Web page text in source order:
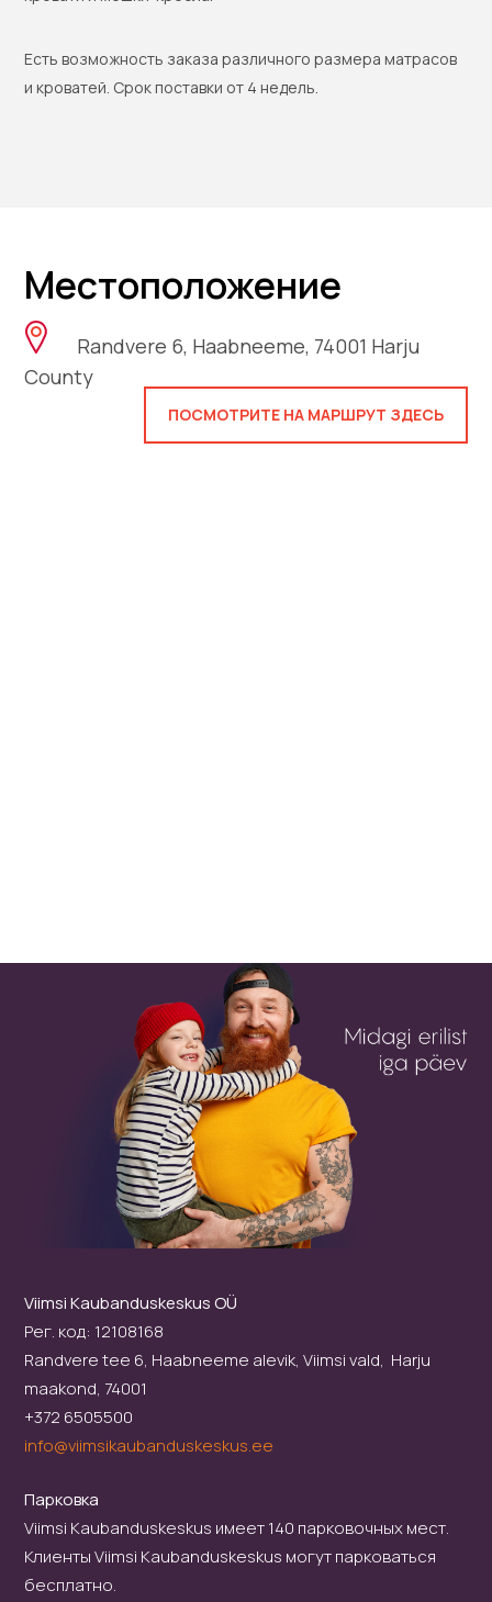
Есть возможность заказа различного размера матрасов
и кроватей. Срок поставки от 4 недель.
Местоположение
Randvere 6, Haabneeme, 74001 Harju
County
ПОСМОТРИТЕ НА МАРШРУТ ЗДЕСЬ
Viimsi Kaubanduskeskus OÜ
Рег. код: 12108168
Randvere tee 6, Haabneeme alevik, Viimsi vald, Harju
maakond, 74001
+372 6505500
info@viimsikaubanduskeskus.ee
Парковка
Viimsi Kaubanduskeskus имеет 140 парковочных мест.
Клиенты Viimsi Kaubanduskeskus могут парковаться
бесплатно.